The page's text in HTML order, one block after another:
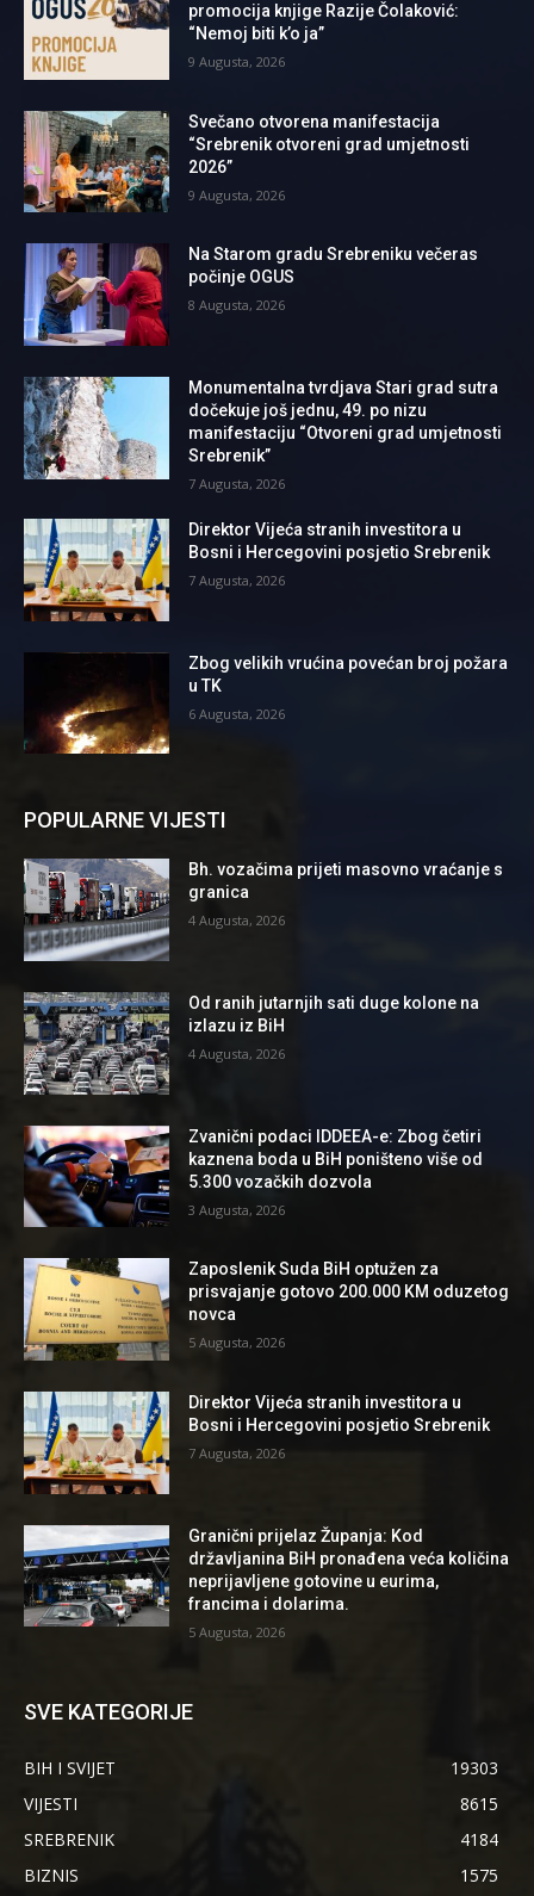
promocija knjige Razije Čolaković:
“Nemoj biti k’o ja”
9 Augusta, 2026
Svečano otvorena manifestacija
“Srebrenik otvoreni grad umjetnosti
2026”
9 Augusta, 2026
Na Starom gradu Srebreniku večeras
počinje OGUS
8 Augusta, 2026
Monumentalna tvrdjava Stari grad sutra
dočekuje još jednu, 49. po nizu
manifestaciju “Otvoreni grad umjetnosti
Srebrenik”
7 Augusta, 2026
Direktor Vijeća stranih investitora u
Bosni i Hercegovini posjetio Srebrenik
7 Augusta, 2026
Zbog velikih vrućina povećan broj požara
u TK
6 Augusta, 2026
POPULARNE VIJESTI
Bh. vozačima prijeti masovno vraćanje s
granica
4 Augusta, 2026
Od ranih jutarnjih sati duge kolone na
izlazu iz BiH
4 Augusta, 2026
Zvanični podaci IDDEEA-e: Zbog četiri
kaznena boda u BiH poništeno više od
5.300 vozačkih dozvola
3 Augusta, 2026
Zaposlenik Suda BiH optužen za
prisvajanje gotovo 200.000 KM oduzetog
novca
5 Augusta, 2026
Direktor Vijeća stranih investitora u
Bosni i Hercegovini posjetio Srebrenik
7 Augusta, 2026
Granični prijelaz Županja: Kod
državljanina BiH pronađena veća količina
neprijavljene gotovine u eurima,
francima i dolarima.
5 Augusta, 2026
SVE KATEGORIJE
BIH I SVIJET
19303
VIJESTI
8615
SREBRENIK
4184
BIZNIS
1575